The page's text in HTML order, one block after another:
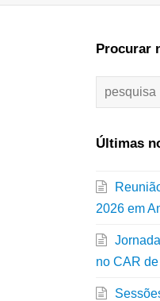
Procurar
Últimas
2026 em
no CAR